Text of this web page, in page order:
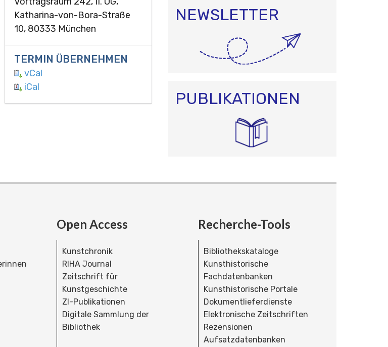
Katharina-von-Bora-Straße
10, 80333 München
TERMIN ÜBERNEHMEN
vCal
iCal
NEWSLETTER
PUBLIKATIONEN
Open Access
Kunstchronik
RIHA Journal
Zeitschrift für
Kunstgeschichte
ZI-Publikationen
Digitale Sammlung der
Bibliothek
Recherche-Tools
Bibliothekskataloge
Kunsthistorische
Fachdatenbanken
Kunsthistorische Portale
Dokumentlieferdienste
Elektronische Zeitschriften
Rezensionen
Aufsatzdatenbanken